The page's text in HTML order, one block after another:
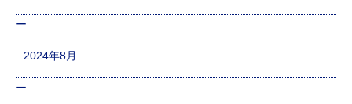
2024年8月